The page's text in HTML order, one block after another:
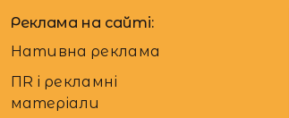
Реклама на сайті:
Нативна реклама
ПR і рекламні
матеріали